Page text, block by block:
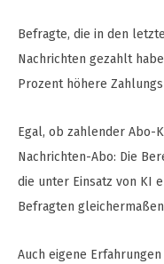
Befragte, die in den
Nachrichten gezahlt
Prozent höhere
Egal, ob zahlender Abo-
Nachrichten-Abo: Die
die unter Einsatz von KI
Befragten
Auch eigene